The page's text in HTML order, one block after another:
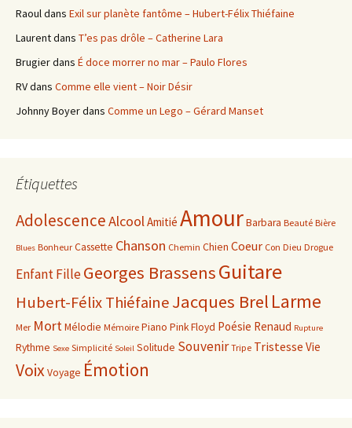
Raouldans Exil sur planète fantôme – Hubert-Félix Thiéfaine
Laurentdans T’es pas drôle – Catherine Lara
Brugierdans É doce morrer no mar – Paulo Flores
RVdans Comme elle vient – Noir Désir
Johnny Boyerdans Comme un Lego – Gérard Manset
Étiquettes
AdolescenceAlcoolAmitié AmourBarbara Beauté Bière
Blues Bonheur Cassette Chanson Chemin Chien Coeur Con Dieu Drogue
EnfantFilleGeorges BrassensGuitare
Hubert-Félix ThiéfaineJacques Brel Larme
Mer MortMélodie Mémoire Piano Pink Floyd Poésie Renaud Rupture
Rythme Sexe Simplicité Soleil Solitude Souvenir Tripe Tristesse Vie
VoixVoyage Émotion